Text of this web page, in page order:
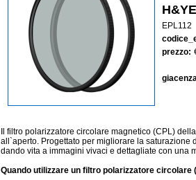
EPL112
prezzo:
Il filtro polarizzatore circolare magnetico (CPL)
all`aperto. Progettato per migliorare la
dando vita a immagini vivaci e dettagliate con una
Quando utilizzare un filtro polarizzatore circolare